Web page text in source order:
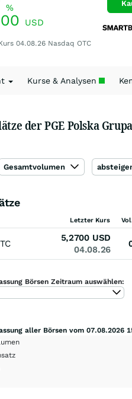
%
USD
04.08.26 Nasdaq OTC
Kurse & Analysen
der PGE Polska
Gesamtvolumen
Letzter Kurs
5,2700 USD
04.08.26
Börsen Zeitraum auswählen:
aller Börsen vom 07.08.2026